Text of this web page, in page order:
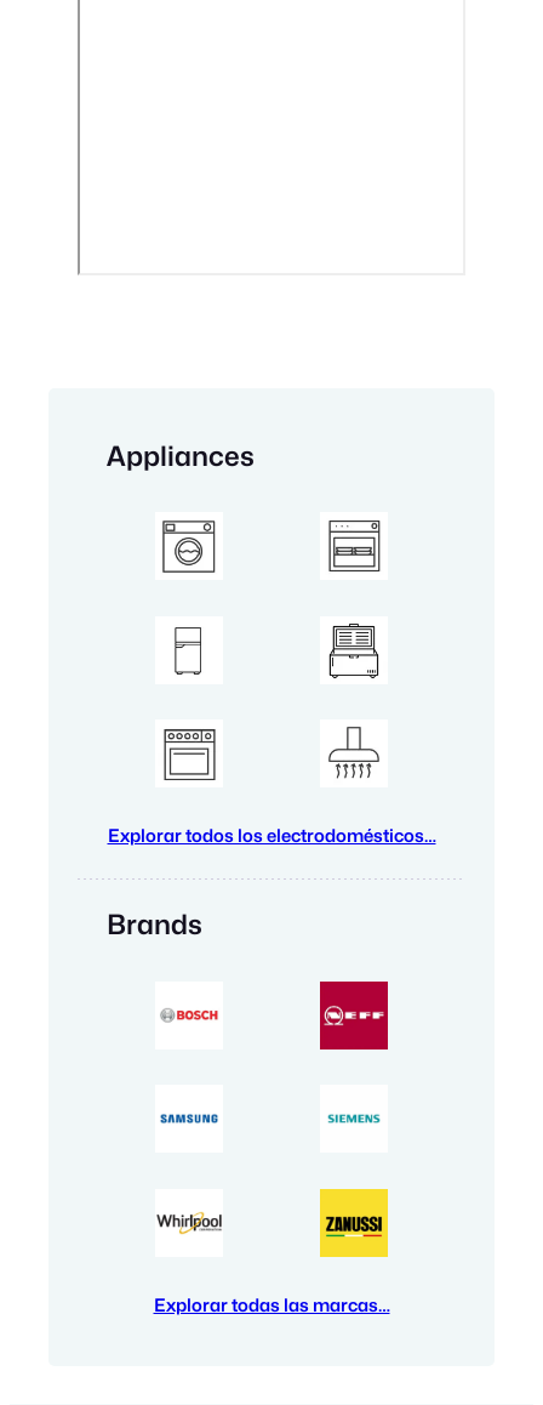
Appliances
Explorar todos los electrodomésticos…
Brands
Explorar todas las marcas…